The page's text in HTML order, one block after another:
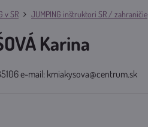
v SR JUMPING inštruktori SR / zahraničie
Karina
e-mail: kmiakysova@centrum.sk